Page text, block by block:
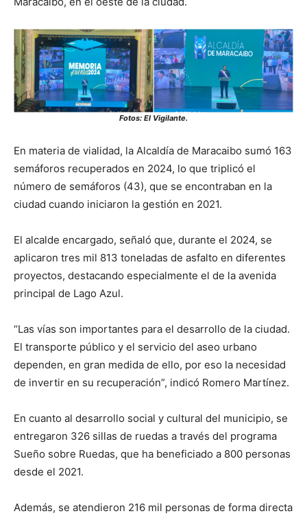
Fotos: El Vigilante.
En materia de vialidad, la Alcaldía de Maracaibo sumó 163
semáforos recuperados en 2024, lo que triplicó el
número de semáforos (43), que se encontraban en la
ciudad cuando iniciaron la gestión en 2021.
El alcalde encargado, señaló que, durante el 2024, se
aplicaron tres mil 813 toneladas de asfalto en diferentes
proyectos, destacando especialmente el de la avenida
principal de Lago Azul.
“Las vías son importantes para el desarrollo de la ciudad.
El transporte público y el servicio del aseo urbano
dependen, en gran medida de ello, por eso la necesidad
de invertir en su recuperación”, indicó Romero Martínez.
En cuanto al desarrollo social y cultural del municipio, se
entregaron 326 sillas de ruedas a través del programa
Sueño sobre Ruedas, que ha beneficiado a 800 personas
desde el 2021.
Además, se atendieron 216 mil personas de forma directa